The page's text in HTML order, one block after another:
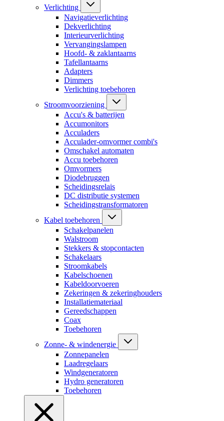
Verlichting
Navigatieverlichting
Dekverlichting
Interieurverlichting
Vervangingslampen
Hoofd- & zaklantaarns
Tafellantaarns
Adapters
Dimmers
Verlichting toebehoren
Stroomvoorziening
Accu's & batterijen
Accumonitors
Acculaders
Acculader-omvormer combi's
Omschakel automaten
Accu toebehoren
Omvormers
Diodebruggen
Scheidingsrelais
DC distributie systemen
Scheidingstransformatoren
Kabel toebehoren
Schakelpanelen
Walstroom
Stekkers & stopcontacten
Schakelaars
Stroomkabels
Kabelschoenen
Kabeldoorvoeren
Zekeringen & zekeringhouders
Installatiemateriaal
Gereedschappen
Coax
Toebehoren
Zonne- & windenergie
Zonnepanelen
Laadregelaars
Windgeneratoren
Hydro generatoren
Toebehoren